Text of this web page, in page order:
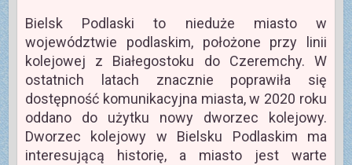
Bielsk Podlaski to nieduże miasto w
województwie podlaskim, położone przy linii
kolejowej z Białegostoku do Czeremchy. W
ostatnich latach znacznie poprawiła się
dostępność komunikacyjna miasta, w 2020 roku
oddano do użytku nowy dworzec kolejowy.
Dworzec kolejowy w Bielsku Podlaskim ma
interesującą historię, a miasto jest warte